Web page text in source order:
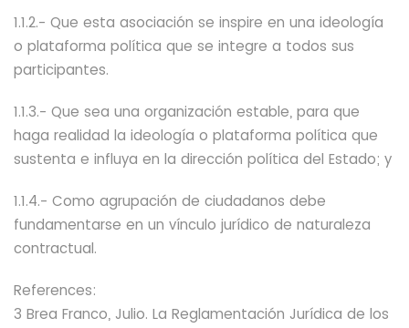
1.1.2.- Que esta asociación se inspire en una ideología
o plataforma política que se integre a todos sus
participantes.
1.1.3.- Que sea una organización estable, para que
haga realidad la ideología o plataforma política que
sustenta e influya en la dirección política del Estado; y
1.1.4.- Como agrupación de ciudadanos debe
fundamentarse en un vínculo jurídico de naturaleza
contractual.
References:
3 Brea Franco, Julio. La Reglamentación Jurídica de los